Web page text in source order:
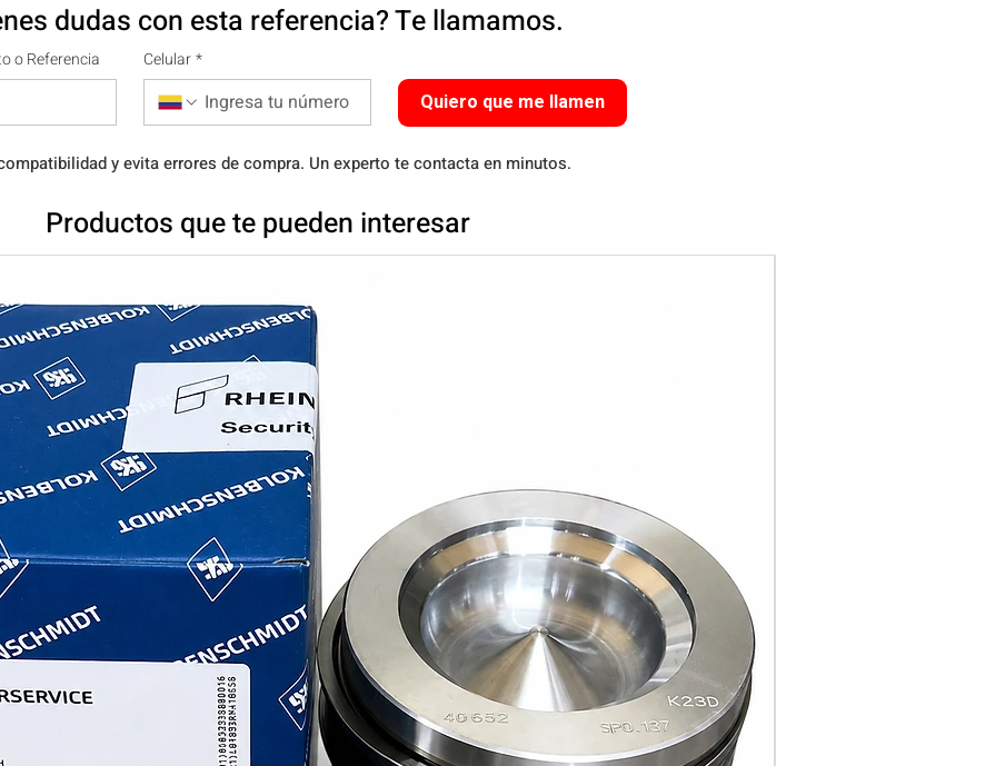
dudas con esta referencia? Te llamamos.
o Referencia Celular *
Quiero que me llamen
y evita errores de compra. Un experto te contacta en minutos.
Productos que te pueden interesar